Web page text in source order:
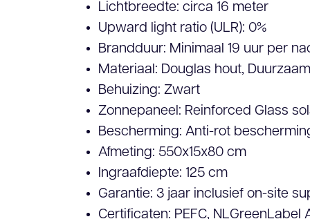
Lichtbreedte: circa 16 meter
Upward light ratio (ULR): 0%
Brandduur: Minimaal 19 uur per
Materiaal: Douglas hout,
Behuizing: Zwart
Zonnepaneel: Reinforced Glass
Bescherming: Anti-rot
Afmeting: 550x15x80 cm
Ingraafdiepte: 125 cm
Garantie: 3 jaar inclusief on-site
Certificaten: PEFC, NLGreenLabel